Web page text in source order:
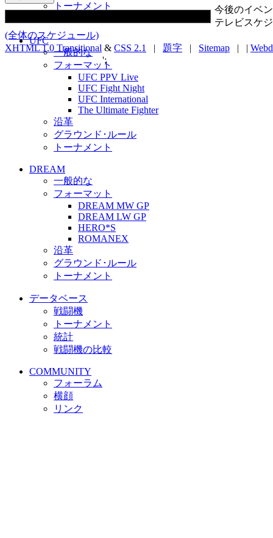
トーナメント
UFC
一般的な
フォーマット
UFC PPV Live
UFC Fight Night
UFC International
The Ultimate Fighter
沿革
グラウンド･ルール
トーナメント
DREAM
一般的な
フォーマット
DREAM MW GP
DREAM LW GP
HERO*S
ROMANEX
沿革
グラウンド･ルール
トーナメント
データベース
戦闘機
トーナメント
統計
戦闘機の比較
COMMUNITY
フォーラム
横顔
リンク
今後のイベ
テレビスケ
(全体のスケジュール)
XHTML 1.0 Transitional & CSS 2.1 | 題字 | Sitemap | |
';